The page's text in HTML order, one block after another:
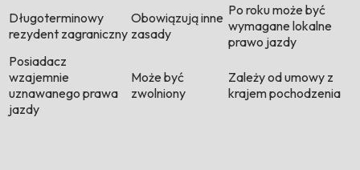
Długoterminowy
rezydent zagraniczny
Obowiązują inne
zasady
Po roku może być
wymagane lokalne
prawo jazdy
Posiadacz
wzajemnie
uznawanego prawa
jazdy
Może być
zwolniony
Zależy od umowy z
krajem pochodzenia